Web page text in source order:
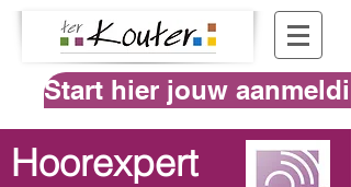
Start hier jouw
Hoorexpert